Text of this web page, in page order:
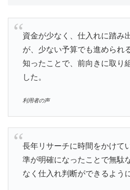
資金が少なく、仕入れに踏み
が、少ない予算でも進められ
知ったことで、前向きに取り
した。
利用者の声
長年リサーチに時間をかけて
準が明確になったことで無駄
なく仕入れ判断ができるよう